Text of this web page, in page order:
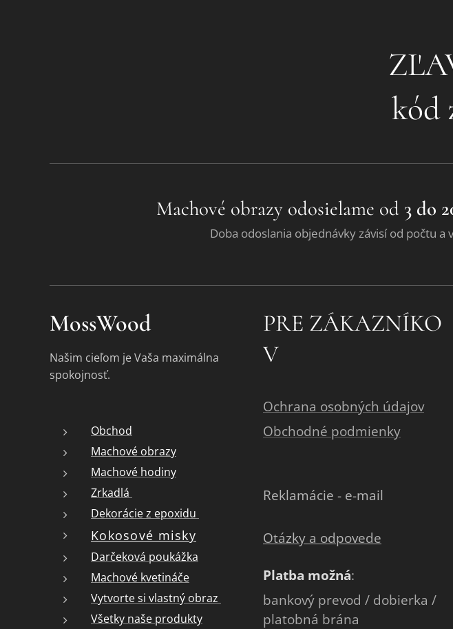
kód
Machové obrazy odosielame od 3 do
Doba odoslania objednávky závisí od počtu
MossWood
Našim cieľom je Vaša maximálna
spokojnosť.
Obchod
Machové obrazy
Machové hodiny
Zrkadlá
Dekorácie z epoxidu
Kokosové misky
Darčeková poukážka
Machové kvetináče
Vytvorte si vlastný obraz
Všetky naše produkty
PRE ZÁKAZNÍKO
V
Ochrana osobných údajov
Obchodné podmienky
Reklamácie - e-mail
Otázky a odpovede
Platba možná:
bankový prevod / dobierka /
platobná brána